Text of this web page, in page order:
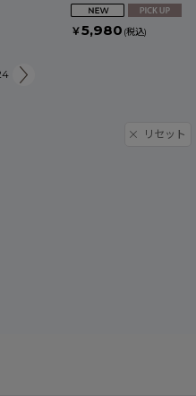
￥5,980 (税込)
リセット